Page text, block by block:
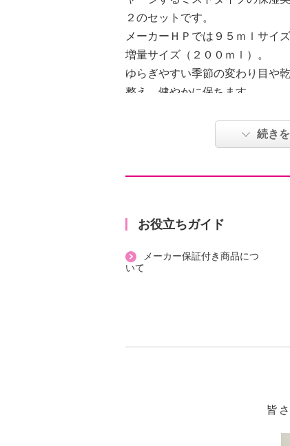
２のセットです。
メーカーＨＰでは９５ｍｌサイ
増量サイズ（２００ｍｌ）。
ゆらぎやすい季節の変わり目や
整え、健やかに保ちます。
ミストで肌あたりがやさしい。
洗顔後最初に使う美容水として
毎日のケアが心地よい時間に。
ロン酸、ヒアルロン酸ジメチル
続き
お役立ちガイド
メーカー保証付き商品につ
いて
皆